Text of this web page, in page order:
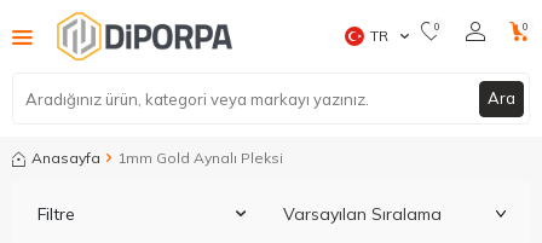
Ara
TR 0 0
Anasayfa 1mm Gold Aynalı Pleksi
Filtre